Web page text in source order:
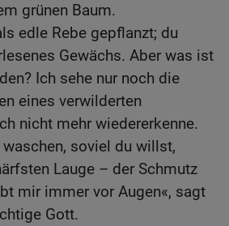
grünen Baum.
edle Rebe gepflanzt; du
Gewächs. Aber was ist
Ich sehe nur noch die
eines verwilderten
nicht mehr wiedererkenne.
soviel du willst,
Lauge – der Schmutz
mir immer vor Augen«, sagt
Gott.